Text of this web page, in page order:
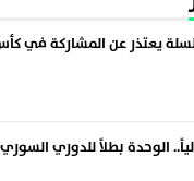
يعتذر عن المشاركة في كأس
الوحدة بطلاً للدوري السوري